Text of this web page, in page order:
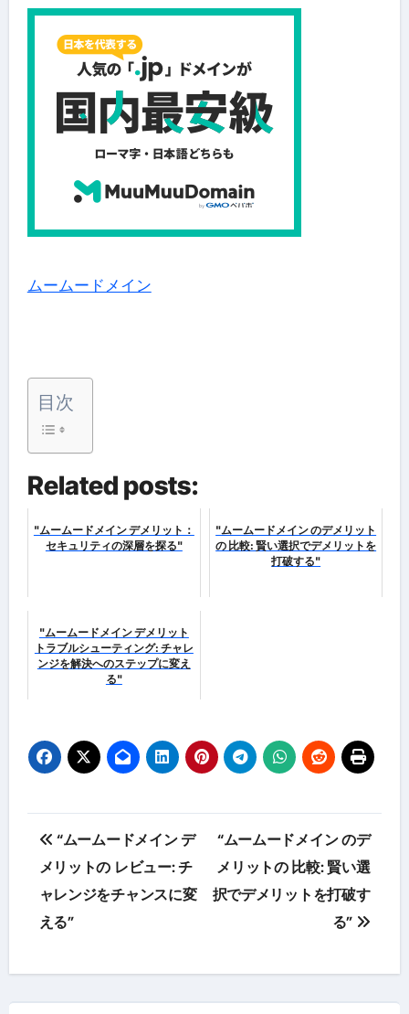
ムームードメイン
目次
Related posts:
"ムームードメイン デメリット：
セキュリティの深層を探る"
"ムームードメイン のデメリット
の 比較: 賢い選択でデメリットを
打破する"
"ムームードメイン デメリット
トラブルシューティング: チャレ
ンジを解決へのステップに変え
る"
投
稿
ナ
ゲ
“ムームードメイン デ
メリットの レビュー: チ
ャレンジをチャンスに変
える”
“ムームードメイン のデ
メリットの 比較: 賢い選
択でデメリットを打破す
る”